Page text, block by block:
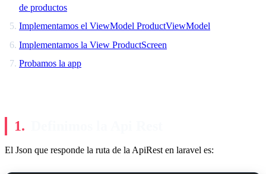
de productos
Implementamos el ViewModel ProductViewModel
Implementamos la View ProductScreen
Probamos la app
El Json que responde la ruta de la ApiRest en laravel es: